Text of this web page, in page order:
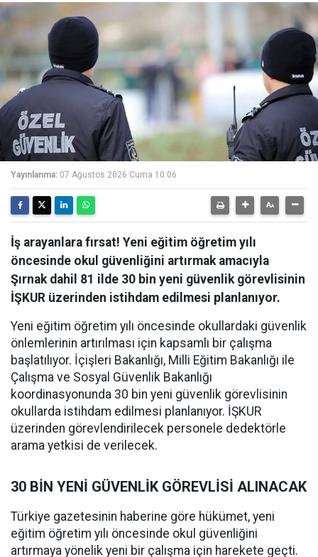
Yayınlanma: 07 Ağustos 2026 Cuma 10:06
İş arayanlara fırsat! Yeni eğitim öğretim yılı
öncesinde okul güvenliğini artırmak amacıyla
Şırnak dahil 81 ilde 30 bin yeni güvenlik görevlisinin
İŞKUR üzerinden istihdam edilmesi planlanıyor.
Yeni eğitim öğretim yılı öncesinde okullardaki güvenlik
önlemlerinin artırılması için kapsamlı bir çalışma
başlatılıyor. İçişleri Bakanlığı, Milli Eğitim Bakanlığı ile
Çalışma ve Sosyal Güvenlik Bakanlığı
koordinasyonunda 30 bin yeni güvenlik görevlisinin
okullarda istihdam edilmesi planlanıyor. İŞKUR
üzerinden görevlendirilecek personele dedektörle
arama yetkisi de verilecek.
30 BİN YENİ GÜVENLİK GÖREVLİSİ ALINACAK
Türkiye gazetesinin haberine göre hükümet, yeni
eğitim öğretim yılı öncesinde okul güvenliğini
artırmaya yönelik yeni bir çalışma için harekete geçti.